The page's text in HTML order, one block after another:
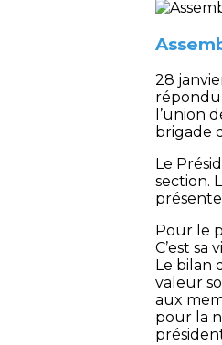
28
répondu
l’union
brigade
Le
section.
Pour le
C’est
Le bilan
valeur
aux
pour la